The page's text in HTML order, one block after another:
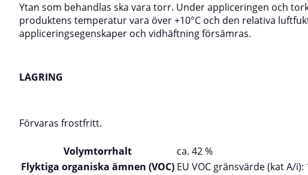
Ytan som behandlas ska vara torr. Under appliceringen och
produktens temperatur vara över +10°C och den relativa
appliceringsegenskaper och vidhäftning försämras.
LAGRING
Förvaras frostfritt.
Volymtorrhalt
ca. 42 %
Flyktiga organiska ämnen (VOC) EU VOC gränsvärde (kat A/